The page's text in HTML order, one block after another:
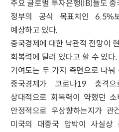
주요 글로벌 투자은행(IB)들도
정부의 공식 목표치인 6.5%
예상하고 있다.
중국경제에 대한 낙관적 전망이
회복력에 달려 있다고 할 수 있
기여도는 두 가지 측면으로 나
중국경제가 코로나19 충격
상대적으로 회복력이 약했던
안정적으로 우상향하는지가
미국의 대중국 압박이 사실상